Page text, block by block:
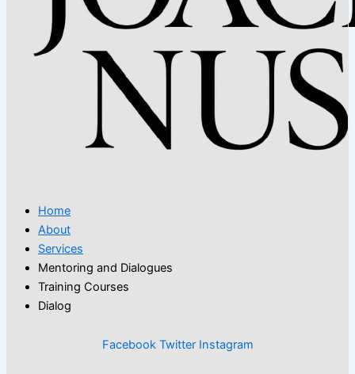
Home
About
Services
Mentoring and Dialogues
Training Courses
Dialog
Facebook Twitter Instagram